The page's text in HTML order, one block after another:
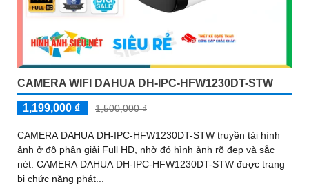
CAMERA WIFI DAHUA DH-IPC-HFW1230DT-STW
1,199,000 ₫ 1,500,000 ₫
CAMERA DAHUA DH-IPC-HFW1230DT-STW truyền tải hình
ảnh ở độ phân giải Full HD, nhờ đó hình ảnh rõ đẹp và sắc
nét. CAMERA DAHUA DH-IPC-HFW1230DT-STW được trang
bị chức năng phát...